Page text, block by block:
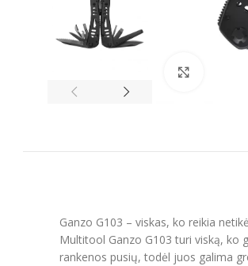
Ganzo G103 – viskas, ko reikia
Multitool Ganzo G103 turi viską, ko
rankenos pusių, todėl juos galima